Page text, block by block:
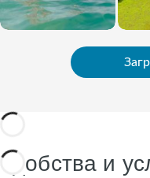
Удобства и